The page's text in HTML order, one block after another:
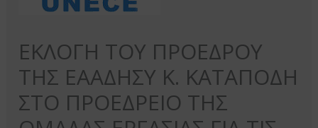
ΕΚΛΟΓΗ ΤΟΥ ΠΡΟΕΔΡΟΥ
ΤΗΣ ΕΑΑΔΗΣΥ Κ. ΚΑΤΑΠΟΔΗ
ΣΤΟ ΠΡΟΕΔΡΕΙΟ ΤΗΣ